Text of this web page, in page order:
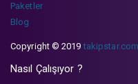
Paketler
Blog
Copyright © 2019takipstar.com
Nasıl Çalışıyor ?